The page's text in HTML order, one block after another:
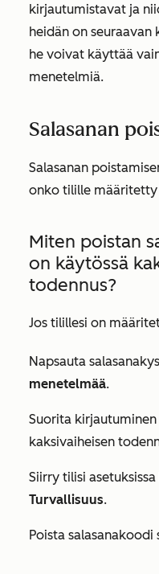
kirjautumistavat ja
heidän on seuraavan
he voivat käyttää
menetelmiä.
Salasanan
Salasanan
onko tilille määritetty
Miten poistan
on käytössä
todennus?
Jos tilillesi on
Napsauta
menetelmää.
Suorita
kaksivaiheisen
Siirry tilisi
Turvallisuus.
Poista salasanakoodi